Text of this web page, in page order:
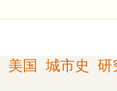
美国 城市史
研